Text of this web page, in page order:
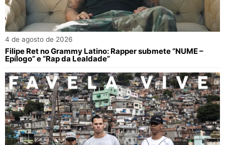
4 de agosto de 2026
Filipe Ret no Grammy Latino: Rapper submete “NUME –
Epílogo” e “Rap da Lealdade”